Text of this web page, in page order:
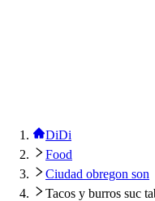
DiDi
Food
Ciudad obregon son
Tacos y burros suc